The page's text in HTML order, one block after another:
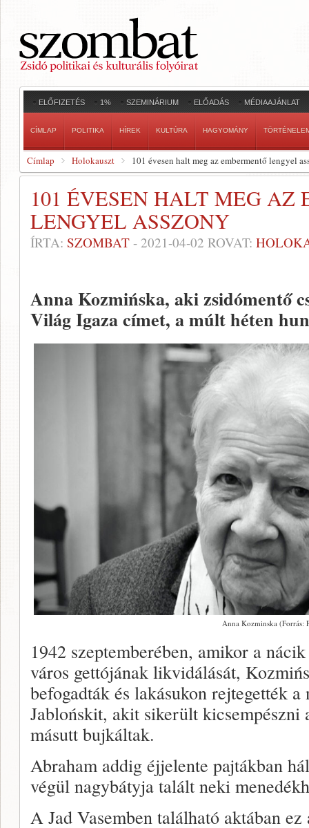
ELŐFIZETÉS 1% SZEMINÁRIUM ELŐADÁS MÉDIAAJÁNLAT
CÍMLAP POLITIKA HÍREK KULTÚRA HAGYOMÁNY
Címlap Holokauszt 101 évesen halt meg az embermentő lengyel
101 ÉVESEN HALT MEG AZ
LENGYEL ASSZONY
ÍRTA: SZOMBAT - 2021-04-02 ROVAT:
Anna Kozmińska, aki zsidómentő
Világ Igaza címet, a múlt héten
Anna Kozminska (Forrás:
1942 szeptemberében, amikor a
város gettójának likvidálását,
befogadták és lakásukon rejtegették
Jablońskit, akit sikerült kicsempészni
másutt bujkáltak.
Abraham addig éjjelente pajtákban
végül nagybátyja talált neki
A Jad Vasemben található aktában